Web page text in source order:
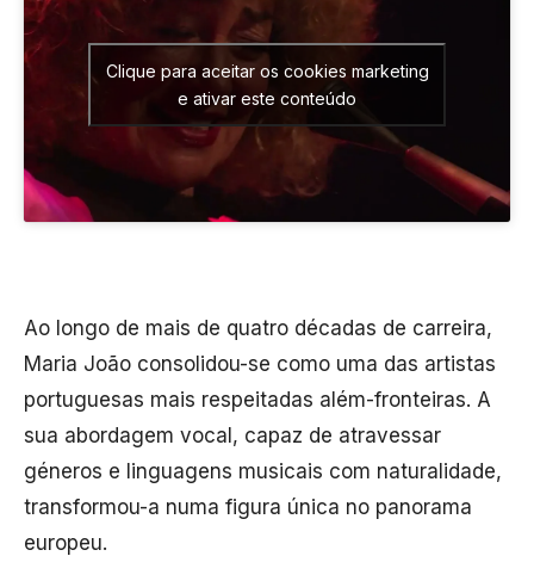
Clique para aceitar os cookies marketing
e ativar este conteúdo
Ao longo de mais de quatro décadas de carreira,
Maria João consolidou-se como uma das artistas
portuguesas mais respeitadas além-fronteiras. A
sua abordagem vocal, capaz de atravessar
géneros e linguagens musicais com naturalidade,
transformou-a numa figura única no panorama
europeu.